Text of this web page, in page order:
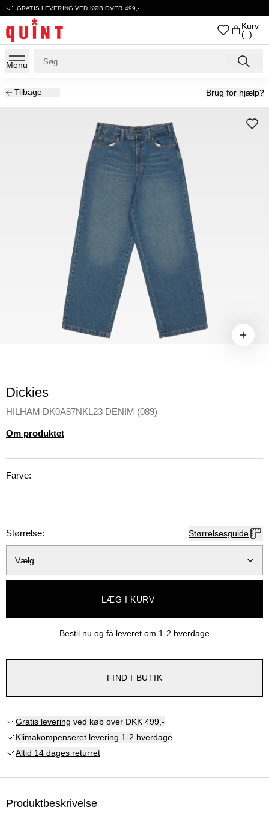
GRATIS LEVERING VED KØB OVER 499,-
Kurv
( )
Menu
Tilbage Brug for hjælp?
Dickies
HILHAM DK0A87NKL23 DENIM (089)
Om produktet
Farve:
Størrelse: Størrelsesguide
Vælg
LÆG I KURV
Bestil nu og få leveret om 1-2 hverdage
FIND I BUTIK
Gratis levering ved køb over DKK 499,-
Klimakompenseret levering 1-2 hverdage
Altid 14 dages returret
Produktbeskrivelse